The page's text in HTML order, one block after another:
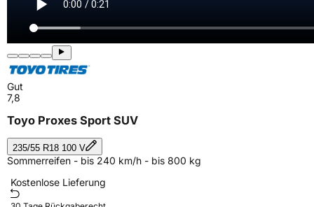
Gut
7,8
Toyo Proxes Sport SUV
235/55 R18 100 V
Sommerreifen - bis 240 km/h - bis 800 kg
Kostenlose Lieferung